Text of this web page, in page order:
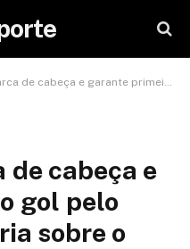
garante primeiro gol pelo Arsenal em vitória sobre o Athletic Bilbao
de cabeça e
gol pelo
sobre o